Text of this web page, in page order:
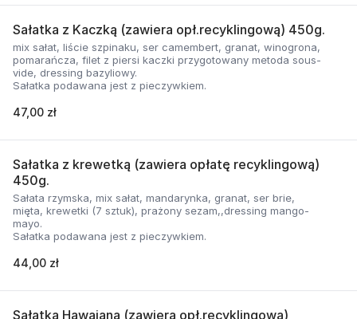
Sałatka z Kaczką (zawiera opł.recyklingową) 450g.
mix sałat, liście szpinaku, ser camembert, granat, winogrona,
pomarańcza, filet z piersi kaczki przygotowany metoda sous-
vide, dressing bazyliowy.
Sałatka podawana jest z pieczywkiem.
47,00 zł
Sałatka z krewetką (zawiera opłatę recyklingową)
450g.
Sałata rzymska, mix sałat, mandarynka, granat, ser brie,
mięta, krewetki (7 sztuk), prażony sezam,,dressing mango-
mayo.
Sałatka podawana jest z pieczywkiem.
44,00 zł
Sałatka Hawaiana (zawiera opł.recyklingową)